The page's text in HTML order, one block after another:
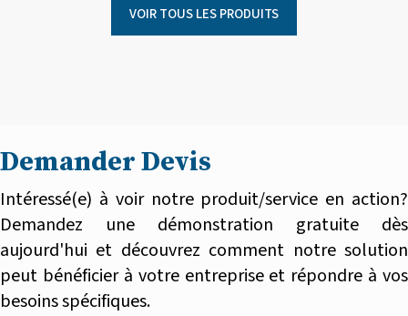
VOIR TOUS LES PRODUITS
Demander Devis
Intéressé(e) à voir notre produit/service en action?
Demandez une démonstration gratuite dès
aujourd'hui et découvrez comment notre solution
peut bénéficier à votre entreprise et répondre à vos
besoins spécifiques.